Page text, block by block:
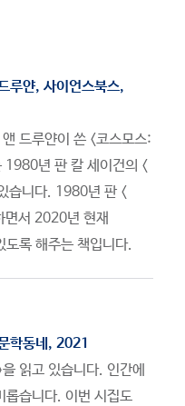
루얀, 사이언스북스,
드루얀이 쓴 <코스모스:
1980년 판 칼 세이건의 <
습니다. 1980년 판 <
면서 2020년 현재
도록 해주는 책입니다.
학동네, 2021
읽고 있습니다. 인간에
롭습니다. 이번 시집도